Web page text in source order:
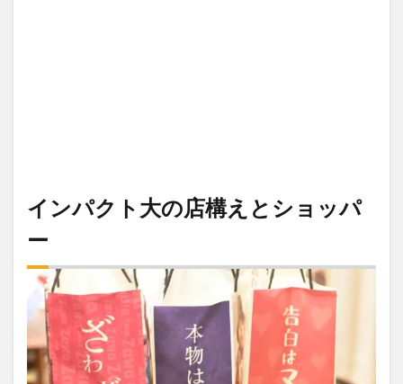
インパクト大の店構えとショッパ
ー